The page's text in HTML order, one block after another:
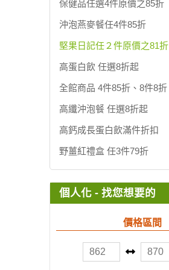
保健品任選4件原價之85折
沖泡燕麥餐任4件85折
堅果日記任２件原價之81折
高蛋白飲 任選8折起
全館商品 4件85折、8件8折
高纖沖泡餐 任選8折起
高鈣成長蛋白飲滿件折扣
野薑紅禮盒 任3件79折
個人化 - 找您想要的
價格區間